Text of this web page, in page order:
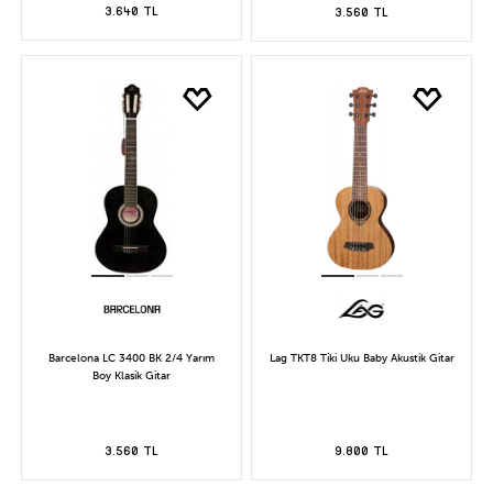
3.640 TL 3.560 TL
Barcelona LC 3400 BK 2/4 Yarım
Boy Klasik Gitar
3.560 TL
Lag TKT8 Tiki Uku Baby Akustik Gitar
9.800 TL